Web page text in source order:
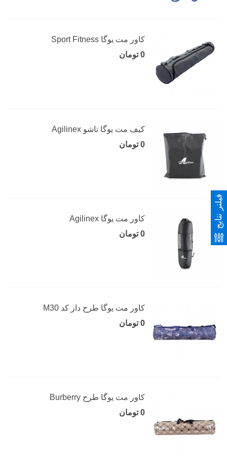
کاور مت یوگا Sport Fitness
0 تومان
کیف مت یوگا تاشو Agilinex
0 تومان
کاور مت یوگا Agilinex
0 تومان
کاور مت یوگا طرح دار کد M30
0 تومان
کاور مت یوگا طرح Burberry
0 تومان
فیلتر نتایج